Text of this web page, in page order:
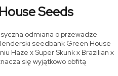
Seeds
odmiana o przewadze
seedbank Green House
Haze x Super Skunk x Brazilian x
się wyjątkowo obfitą